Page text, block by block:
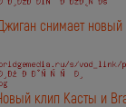
снимает новый
клип Касты и